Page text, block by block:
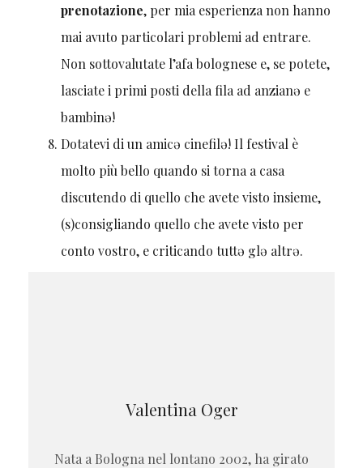
prenotazione, per mia esperienza non hanno
mai avuto particolari problemi ad entrare.
Non sottovalutate l’afa bolognese e, se potete,
lasciate i primi posti della fila ad anzianə e
bambinə!
Dotatevi di un amicə cinefilə! Il festival è
molto più bello quando si torna a casa
discutendo di quello che avete visto insieme,
(s)consigliando quello che avete visto per
conto vostro, e criticando tuttə glə altrə.
Valentina Oger
Nata a Bologna nel lontano 2002, ha girato